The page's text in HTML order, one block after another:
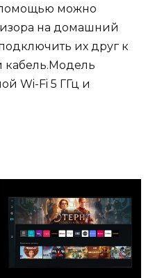
помощью можно
на домашний
их друг к
кабель.Модель
Wi-Fi 5 ГГц и